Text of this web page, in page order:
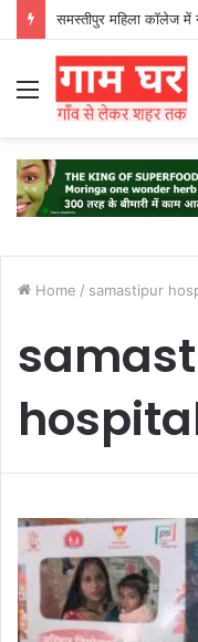
समस्तीपुर महिला कॉलेज में
Menu
Home / samastipur